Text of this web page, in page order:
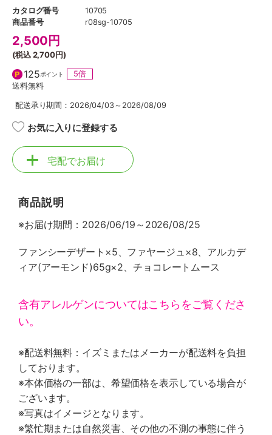
カタログ番号
10705
商品番号
r08sg-10705
2,500 円
(税込2,700円)
125ポイント
5倍
送料無料
配送承り期間：2026/04/03～2026/08/09
お気に入りに登録する
宅配でお届け
商品説明
※お届け期間：2026/06/19～2026/08/25
ファンシーデザート×5、ファヤージュ×8、アルカデ
ィア(アーモンド)65g×2、チョコレートムース
含有アレルゲンについてはこちらをご覧くださ
い。
※配送料無料：イズミまたはメーカーが配送料を負担
しております。
※本体価格の一部は、希望価格を表示している場合が
ございます。
※写真はイメージとなります。
※繁忙期または自然災害、その他の不測の事態に伴う